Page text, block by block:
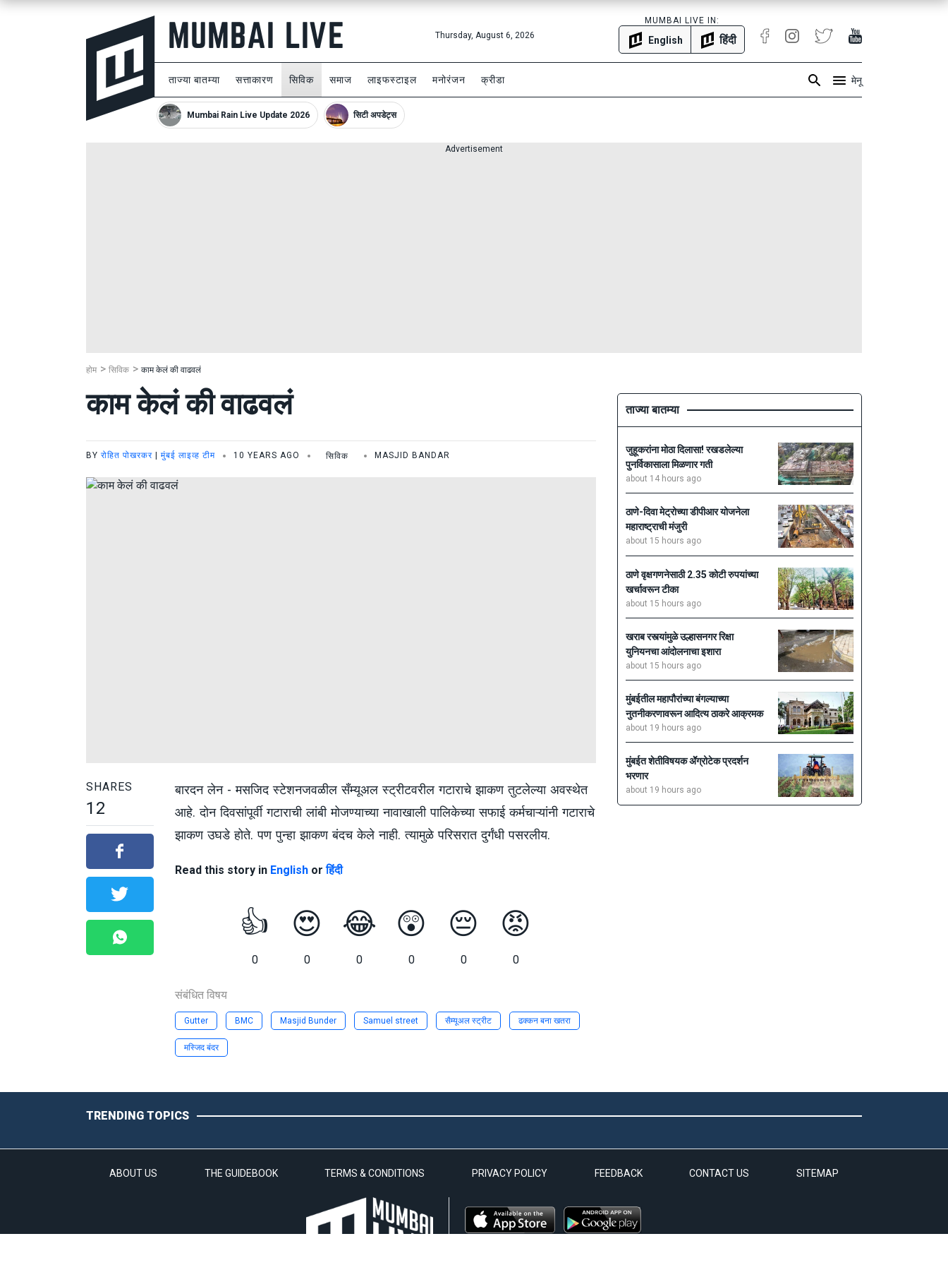
Thursday, August 6, 2026
MUMBAI LIVE IN:
English हिंदी
ताज्या बातम्या सत्ताकारण सिविक समाज लाइफस्टाइल मनोरंजन क्रीडा मेनू
Mumbai Rain Live Update 2026 सिटी अपडेट्स
Advertisement
होम सिविक काम केलं की वाढवलं
काम केलं की वाढवलं
BY रोहित पोखरकर मुंबई लाइव्ह टीम 10 YEARS AGO सिविक MASJID BANDAR
SHARES
12
बारदन लेन - मसजिद स्टेशनजवळील सँम्यूअल स्ट्रीटवरील गटाराचे झाकण तुटलेल्या अवस्थेत
आहे. दोन दिवसांपूर्वी गटाराची लांबी मोजण्याच्या नावाखाली पालिकेच्या सफाई कर्मचाऱ्यांनी गटाराचे
झाकण उघडे होते. पण पुन्हा झाकण बंदच केले नाही. त्यामुळे परिसरात दुर्गंधी पसरलीय.
Read this story in Englishorहिंदी
👍
0
😍
0
😂
0
😲
0
😔
0
😡
0
संबंधित विषय
Gutter BMC Masjid Bunder Samuel street सैम्यूअल स्ट्रीट ढक्कन बना खतरा
मस्जिद बंदर
ताज्या बातम्या
जुहूकरांना मोठा दिलासा! रखडलेल्या
पुनर्विकासाला मिळणार गती
about 14 hours ago
ठाणे-दिवा मेट्रोच्या डीपीआर योजनेला
महाराष्ट्राची मंजुरी
about 15 hours ago
ठाणे वृक्षगणनेसाठी 2.35 कोटी रुपयांच्या
खर्चावरून टीका
about 15 hours ago
खराब रस्त्यांमुळे उल्हासनगर रिक्षा
युनियनचा आंदोलनाचा इशारा
about 15 hours ago
मुंबईतील महापौरांच्या बंगल्याच्या
नुतनीकरणावरून आदित्य ठाकरे आक्रमक
about 19 hours ago
मुंबईत शेतीविषयक ॲॅग्रोटेक प्रदर्शन
भरणार
about 19 hours ago
TRENDING TOPICS
ABOUT US THE GUIDEBOOK TERMS & CONDITIONS PRIVACY POLICY FEEDBACK CONTACT US SITEMAP